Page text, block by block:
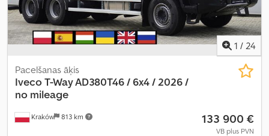
1 / 24
Kraków 813 km
Pacelšanas āķis
IvecoT-Way AD380T46 / 6x4 / 2026 /
no mileage
133 900 €
VB plus PVN